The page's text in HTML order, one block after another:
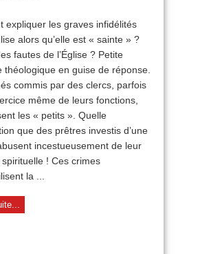
pécheresse
?
expliquer les graves infidélités
alors qu’elle est « sainte » ?
fautes de l’Église ? Petite
théologique en guise de réponse.
commis par des clercs, parfois
même de leurs fonctions,
les « petits ». Quelle
que des prêtres investis d’une
incestueusement de leur
! Ces crimes
la ...